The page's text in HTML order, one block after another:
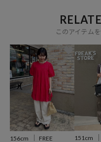
おすすめのコーディネート
コンパクトなシルエットなの
◎
ライトジャケットやサロペッ
ったりです。
着回しが利く、汎用性の高さ
なトップスです。
このアイテム
156cm FREE 151cm